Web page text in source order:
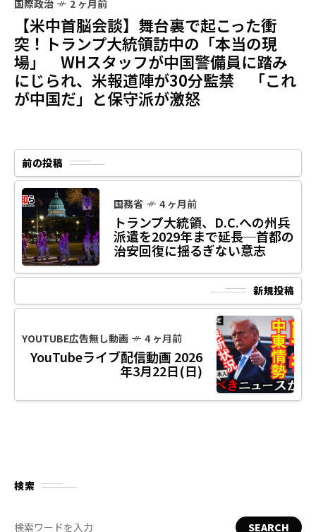
国際政治 2 ヶ月前
【米中首脳会談】舞台裏で起こった衝
突！トランプ大統領訪中の「本当の現
場」 WHスタッフが中国警備員に踏み
にじられ、米報道陣が30分監禁 「これ
が中国だ」と保守派が激怒
前の投稿
国務省 4 ヶ月前
トランプ大統領、D.C.への州兵
派遣を2029年まで延長─首都の
治安回復に揺るぎない意志
新規投稿
YOUTUBE広告無し動画 4 ヶ月前
YouTubeライブ配信動画 2026
年3月22日(日)
検索
SEARCH